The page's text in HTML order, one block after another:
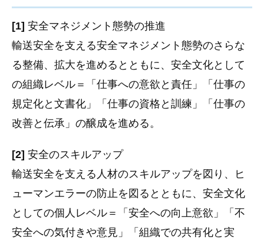
[1] 安全マネジメント態勢の推進
輸送安全を支える安全マネジメント態勢のさらな
る整備、拡大を進めるとともに、安全文化として
の組織レベル＝「仕事への意欲と責任」「仕事の
規定化と文書化」「仕事の資格と訓練」「仕事の
改善と伝承」の醸成を進める。
[2] 安全のスキルアップ
輸送安全を支える人材のスキルアップを図り、ヒ
ューマンエラーの防止を図るとともに、安全文化
としての個人レベル＝「安全への向上意欲」「不
安全への気付きや意見」「組織での共有化と実